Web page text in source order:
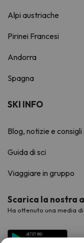
Alpi austriache
Pirinei Francesi
Andorra
Spagna
SKI INFO
Blog, notizie e consigli
Guida di sci
Viaggiare in gruppo
Scarica la nostra
Ha ottenuto una media